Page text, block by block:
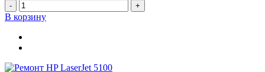
- +
В корзину